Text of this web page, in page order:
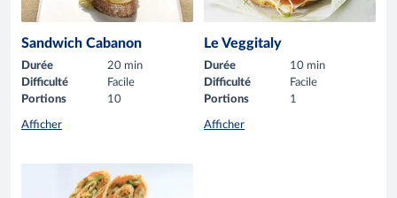
Sandwich Cabanon
Durée
20 min
Difficulté
Facile
Portions
10
Afficher
Le Veggitaly
Durée
10 min
Difficulté
Facile
Portions
1
Afficher